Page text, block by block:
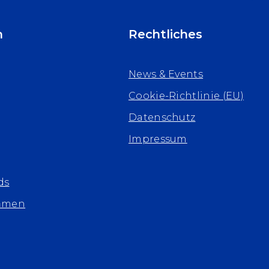
Rechtliches
News & Events
Cookie-Richtlinie (EU)
Datenschutz
Impressum